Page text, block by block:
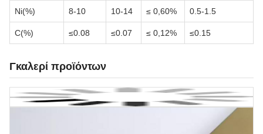
Ni(%) 8-10 10-14 ≤ 0,60% 0.5-1.5
C(%) ≤0.08 ≤0.07 ≤ 0,12% ≤0.15
Γκαλερί προϊόντων